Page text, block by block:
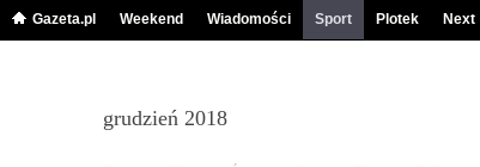
Gazeta.pl Weekend Wiadomości Sport Plotek Next
grudzień 2018